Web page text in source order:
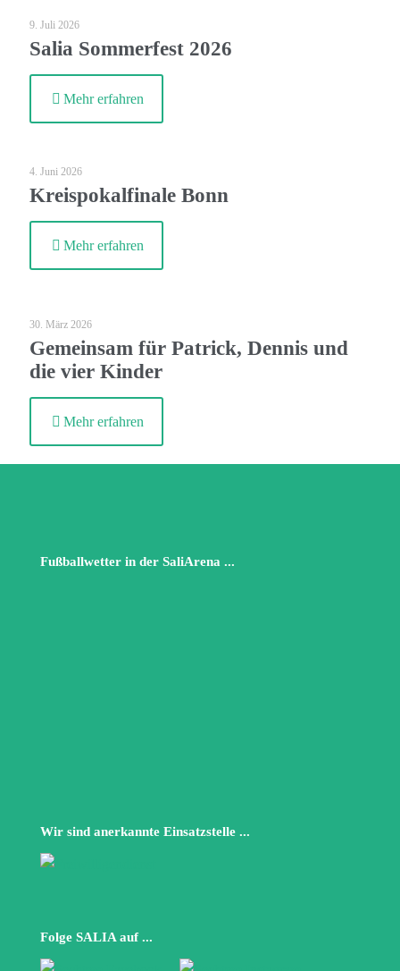
9. Juli 2026
Salia Sommerfest 2026
Mehr erfahren
4. Juni 2026
Kreispokalfinale Bonn
Mehr erfahren
30. März 2026
Gemeinsam für Patrick, Dennis und
die vier Kinder
Mehr erfahren
Fußballwetter in der SaliArena ...
Wir sind anerkannte Einsatzstelle ...
Folge SALIA auf ...